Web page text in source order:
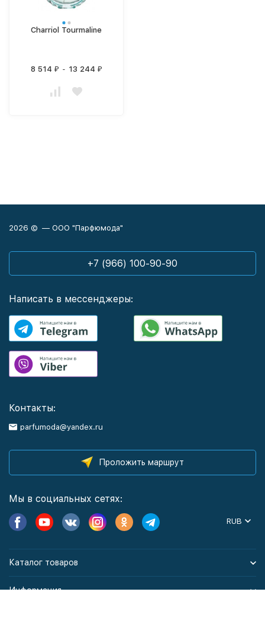
Charriol Tourmaline
8 514 ₽ - 13 244 ₽
2026 © — ООО "Парфюмода"
+7 (966) 100-90-90
Написать в мессенджеры:
Контакты:
parfumoda@yandex.ru
Проложить маршрут
Мы в социальных сетях:
RUB
Каталог товаров
Информация